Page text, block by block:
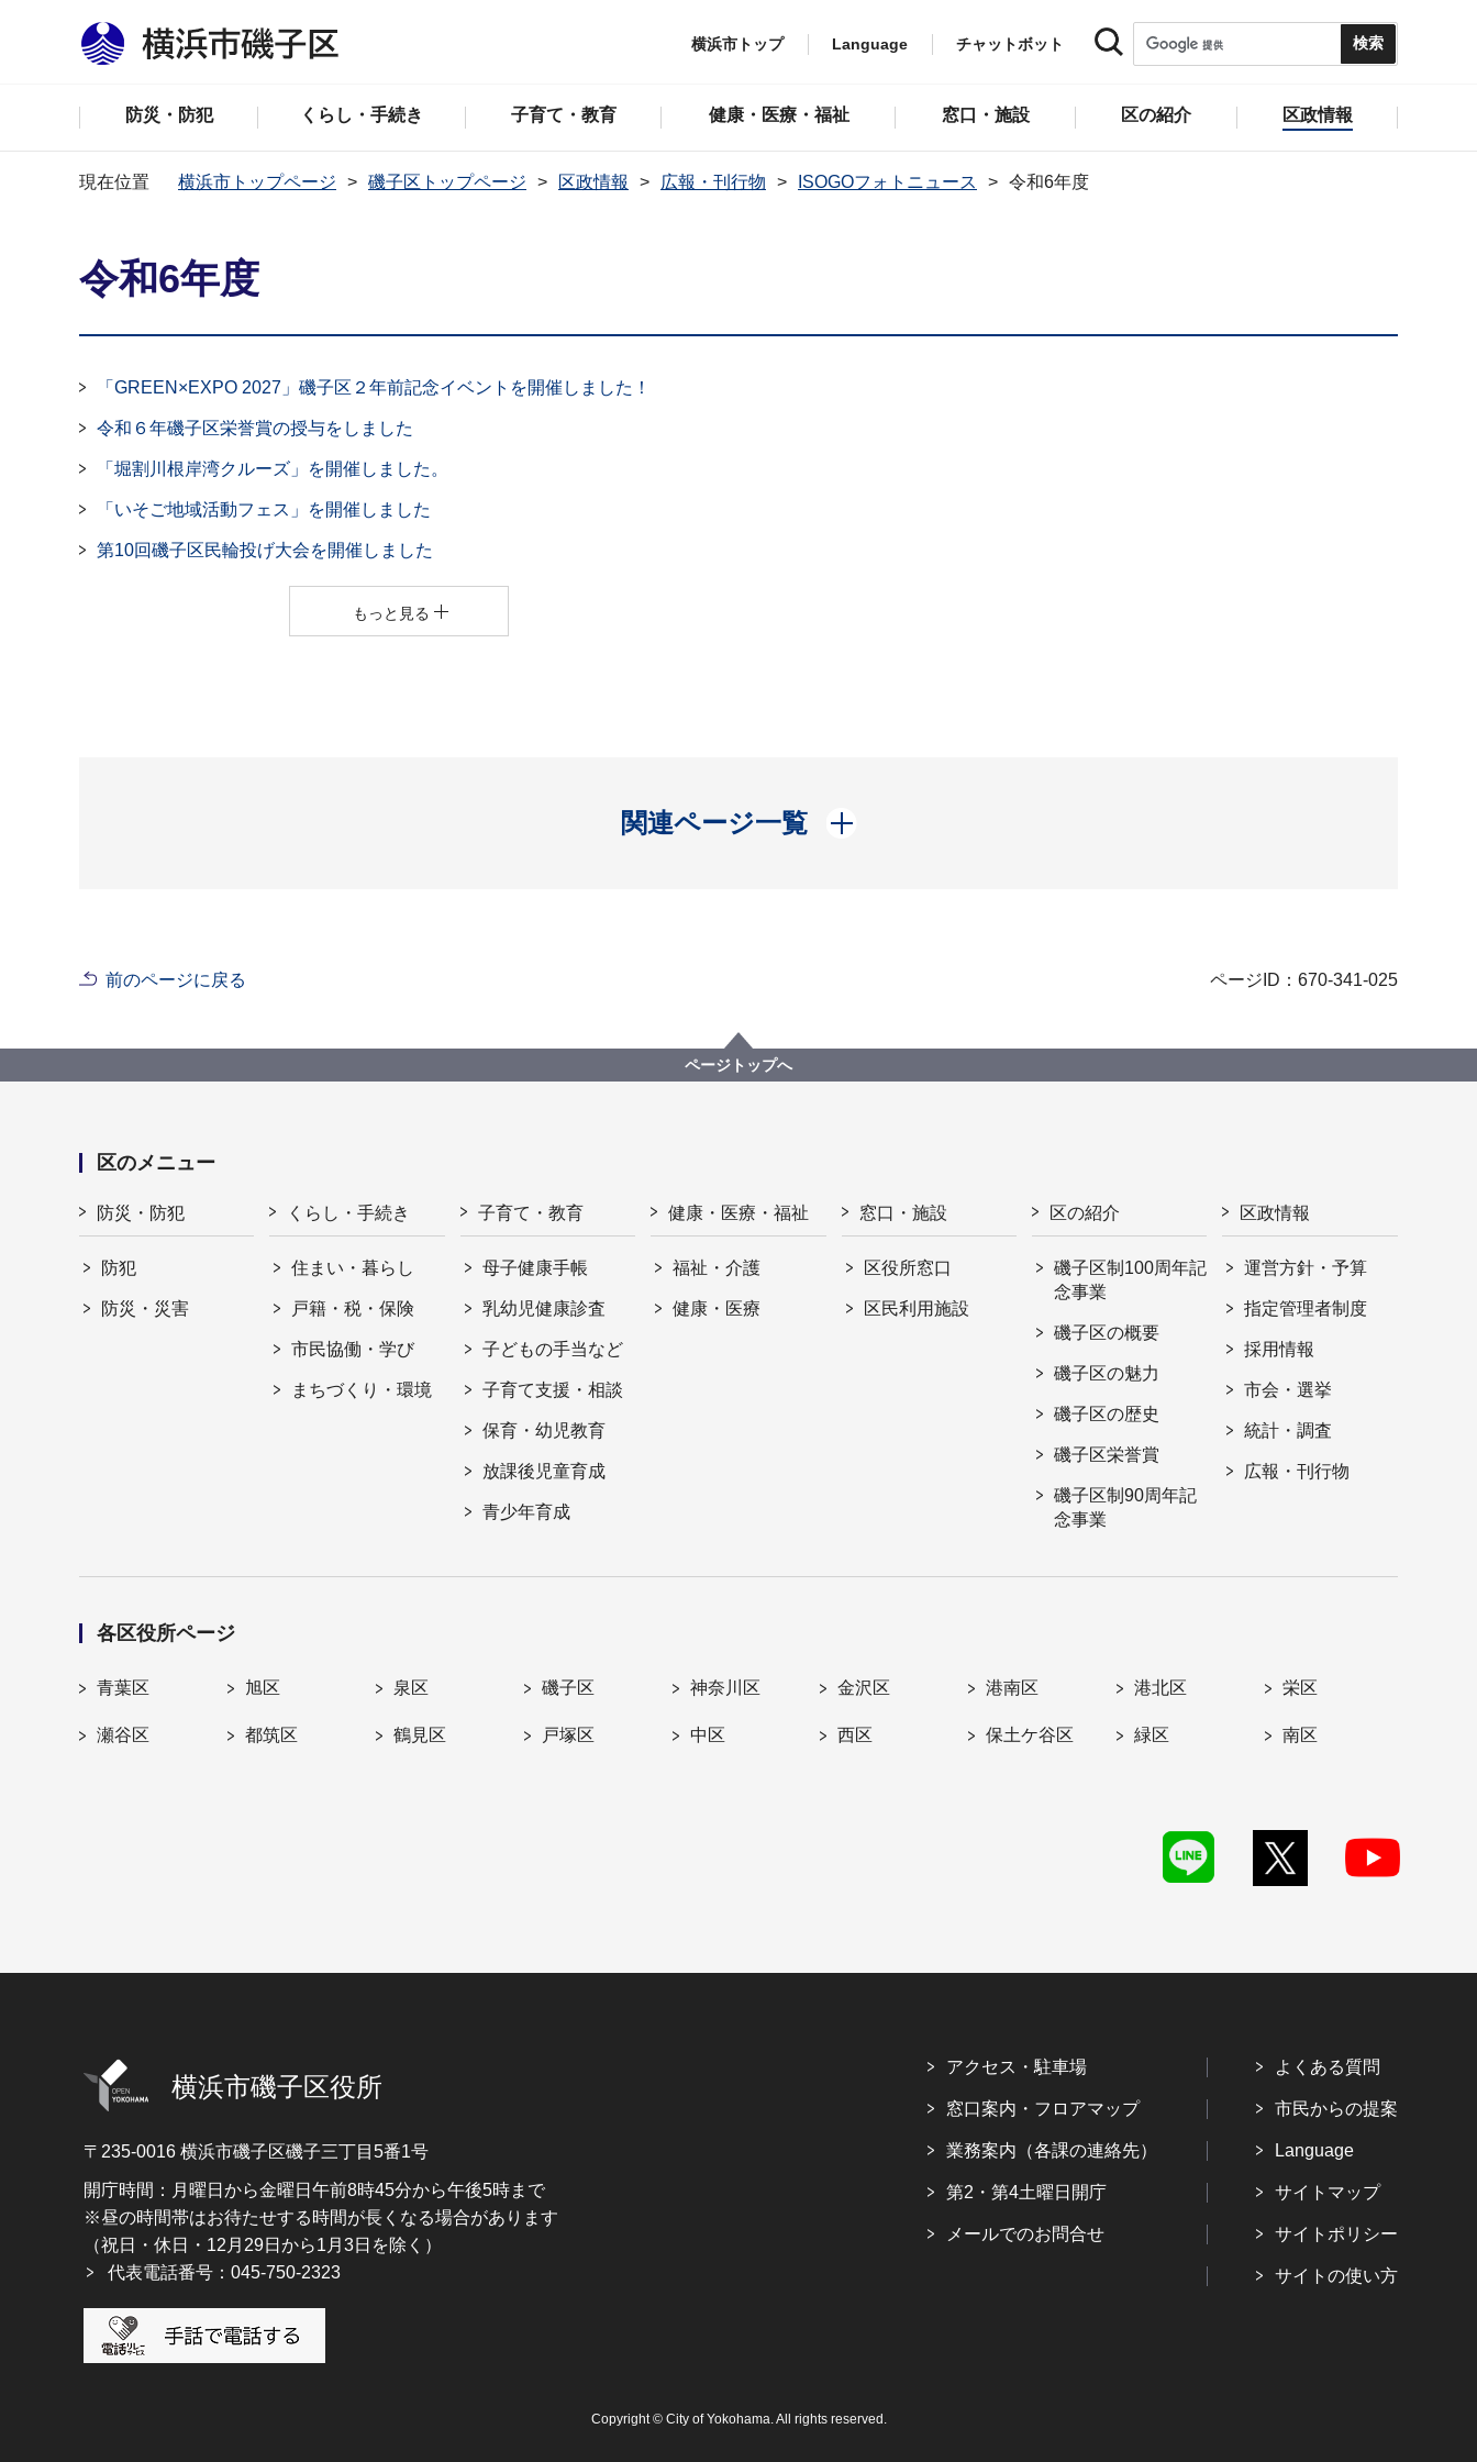
横浜市トップ Language チャットボット
防災・防犯 くらし・手続き 子育て・教育 健康・医療・福祉 窓口・施設 区の紹介 区政情報
現在位置 横浜市トップページ 磯子区トップページ 区政情報 広報・刊行物 ISOGOフォトニュース 令和6年度
令和6年度
「GREEN×EXPO 2027」磯子区２年前記念イベントを開催しました！
令和６年磯子区栄誉賞の授与をしました
「堀割川根岸湾クルーズ」を開催しました。
「いそご地域活動フェス」を開催しました
第10回磯子区民輪投げ大会を開催しました
もっと見る
関連ページ一覧
開く
前のページに戻る ページID：670-341-025
ページトップへ
区のメニュー
防災・防犯
防犯
防災・災害
くらし・手続き
住まい・暮らし
戸籍・税・保険
市民協働・学び
まちづくり・環境
子育て・教育
母子健康手帳
乳幼児健康診査
子どもの手当など
子育て支援・相談
保育・幼児教育
放課後児童育成
青少年育成
健康・医療・福祉
福祉・介護
健康・医療
窓口・施設
区役所窓口
区民利用施設
区の紹介
磯子区制100周年記
念事業
磯子区の概要
磯子区の魅力
磯子区の歴史
磯子区栄誉賞
磯子区制90周年記
念事業
区政情報
運営方針・予算
指定管理者制度
採用情報
市会・選挙
統計・調査
広報・刊行物
各区役所ページ
青葉区 旭区 泉区 磯子区 神奈川区 金沢区 港南区 港北区 栄区
瀬谷区 都筑区 鶴見区 戸塚区 中区 西区 保土ケ谷区 緑区 南区
横浜市磯子区役所
〒235-0016 横浜市磯子区磯子三丁目5番1号
開庁時間：月曜日から金曜日午前8時45分から午後5時まで
※昼の時間帯はお待たせする時間が長くなる場合があります
（祝日・休日・12月29日から1月3日を除く）
代表電話番号：045-750-2323
アクセス・駐車場
窓口案内・フロアマップ
業務案内（各課の連絡先）
第2・第4土曜日開庁
メールでのお問合せ
よくある質問
市民からの提案
Language
サイトマップ
サイトポリシー
サイトの使い方
Copyright © City of Yokohama. All rights reserved.